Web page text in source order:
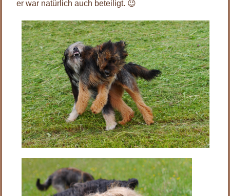
er war natürlich auch beteiligt. 😉